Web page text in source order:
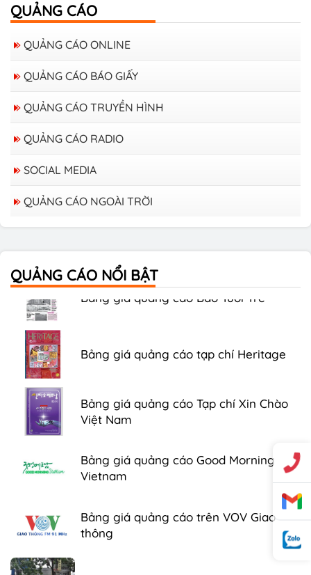
QUẢNG CÁO
QUẢNG CÁO ONLINE
QUẢNG CÁO BÁO GIẤY
QUẢNG CÁO TRUYỀN HÌNH
QUẢNG CÁO RADIO
SOCIAL MEDIA
QUẢNG CÁO NGOÀI TRỜI
QUẢNG CÁO NỔI BẬT
Bảng giá quảng cáo Báo Tuổi Trẻ
Bảng giá quảng cáo tạp chí Heritage
Việt Nam
Bảng giá quảng cáo Good Morning
Vietnam
thông